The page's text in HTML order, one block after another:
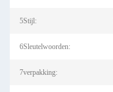
5Stijl:
6Sleutelwoorden:
7verpakking: